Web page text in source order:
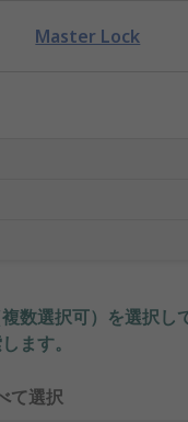
Master Lock
数選択可）を選択し
ます。
て選択